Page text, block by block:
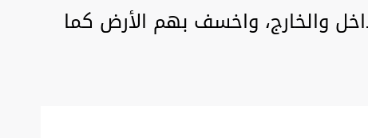
والخارج، واخسف بهم الأرض كما